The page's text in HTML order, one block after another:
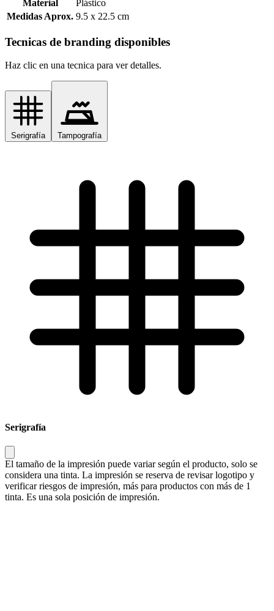
Material
Plástico
Medidas Aprox. 9.5 x 22.5 cm
Tecnicas de branding disponibles
Haz clic en una tecnica para ver detalles.
Serigrafía Tampografía
Serigrafía
El tamaño de la impresión puede variar según el producto, solo se
considera una tinta. La impresión se reserva de revisar logotipo y
verificar riesgos de impresión, más para productos con más de 1
tinta. Es una sola posición de impresión.